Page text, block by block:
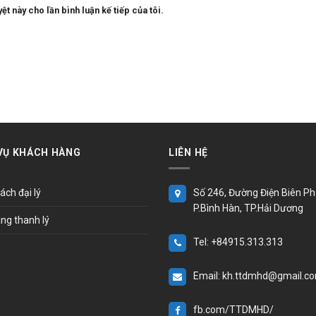
này cho lần bình luận kế tiếp của tôi.
KHÁCH HÀNG
đại lý
thanh lý
LIÊN HỆ
Số 246, Đường Điện Biên
P.Bình Hàn, TP.Hải Dương
Tel: +84915.313.313
Email:
fb.com/TTDMHD/